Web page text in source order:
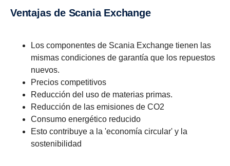
Ventajas de Scania Exchange
Los componentes de Scania Exchange tienen las
mismas condiciones de garantía que los repuestos
nuevos.
Precios competitivos
Reducción del uso de materias primas.
Reducción de las emisiones de CO2
Consumo energético reducido
Esto contribuye a la 'economía circular' y la
sostenibilidad